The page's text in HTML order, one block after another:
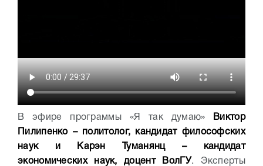
В эфире программы «Я так думаю»
Виктор
Пилипенко – политолог, кандидат философских
наук и Карэн Туманянц – кандидат
экономических наук, доцент ВолГУ. Эксперты